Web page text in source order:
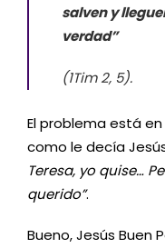
salven y
verdad”
(1Tim 2, 5).
El problema está
como le decía
Teresa, yo quise…
querido”.
Bueno, Jesús Buen